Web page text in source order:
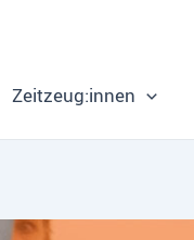
Zeitzeug:innen